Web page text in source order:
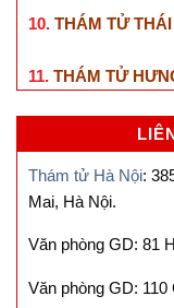
10. THÁM TỬ
11. THÁM TỬ
Thám tử Hà Nội:
Mai, Hà Nội.
Văn phòng GD: 81
Văn phòng GD: 110